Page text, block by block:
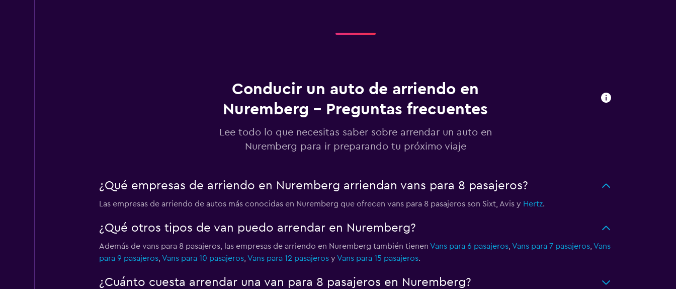
Conducir un auto de arriendo en
Nuremberg - Preguntas frecuentes
Lee todo lo que necesitas saber sobre arrendar un auto en
Nuremberg para ir preparando tu próximo viaje
¿Qué empresas de arriendo en Nuremberg arriendan vans para 8 pasajeros?
Las empresas de arriendo de autos más conocidas en Nuremberg que ofrecen vans para 8 pasajeros son Sixt, Avis y Hertz.
¿Qué otros tipos de van puedo arrendar en Nuremberg?
Además de vans para 8 pasajeros, las empresas de arriendo en Nuremberg también tienen Vans para 6 pasajeros, Vans para 7 pasajeros, Vans
para 9 pasajeros, Vans para 10 pasajeros, Vans para 12 pasajerosy Vans para 15 pasajeros.
¿Cuánto cuesta arrendar una van para 8 pasajeros en Nuremberg?